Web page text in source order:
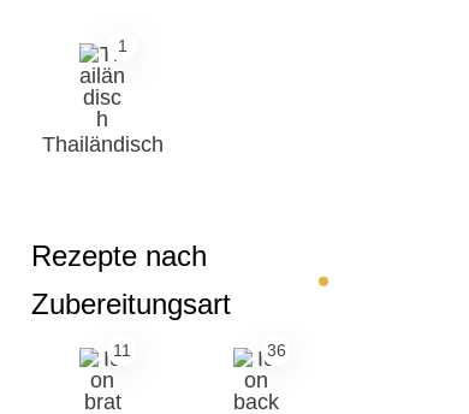
1
Thailändisch
Rezepte nach
Zubereitungsart
11 36